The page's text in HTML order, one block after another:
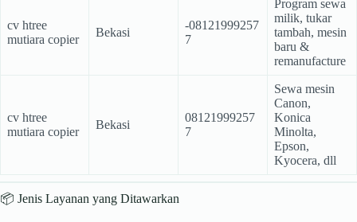
cv htree
mutiara copier
Bekasi
-08121999257
7
Program sewa
milik, tukar
tambah, mesin
baru &
remanufacture
cv htree
mutiara copier
Bekasi
08121999257
7
Sewa mesin
Canon,
Konica
Minolta,
Epson,
Kyocera, dll
📦 Jenis Layanan yang Ditawarkan